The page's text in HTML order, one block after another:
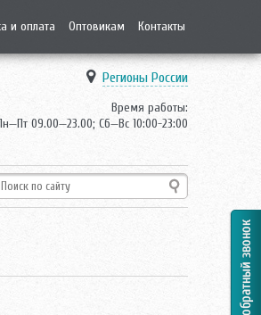
и оплата Оптовикам Контакты
Регионы России
Время работы:
09.00—23.00; Сб—Вс 10:00-23:00